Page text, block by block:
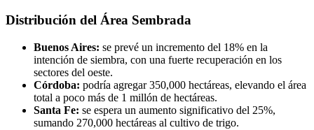
Distribución del Área Sembrada
Buenos Aires: se prevé un incremento del 18% en la
intención de siembra, con una fuerte recuperación en los
sectores del oeste.
Córdoba: podría agregar 350,000 hectáreas, elevando el área
total a poco más de 1 millón de hectáreas.
Santa Fe: se espera un aumento significativo del 25%,
sumando 270,000 hectáreas al cultivo de trigo.